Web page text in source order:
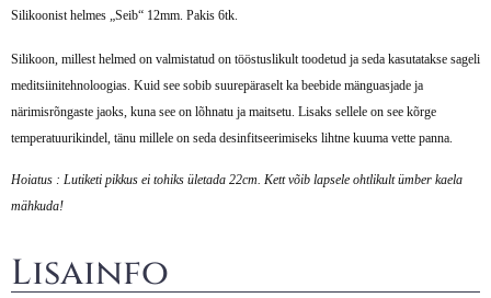
Silikoonist helmes „Seib“ 12mm. Pakis 6tk.
Silikoon, millest helmed on valmistatud on tööstuslikult toodetud ja seda kasutatakse sageli
meditsiinitehnoloogias. Kuid see sobib suurepäraselt ka beebide mänguasjade ja
närimisrõngaste jaoks, kuna see on lõhnatu ja maitsetu. Lisaks sellele on see kõrge
temperatuurikindel, tänu millele on seda desinfitseerimiseks lihtne kuuma vette panna.
Hoiatus : Lutiketi pikkus ei tohiks ületada 22cm. Kett võib lapsele ohtlikult ümber kaela
mähkuda!
Lisainfo